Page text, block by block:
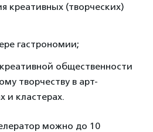
креативных (творческих)
гастрономии;
общественности
творчеству в арт-
и кластерах.
можно до 10